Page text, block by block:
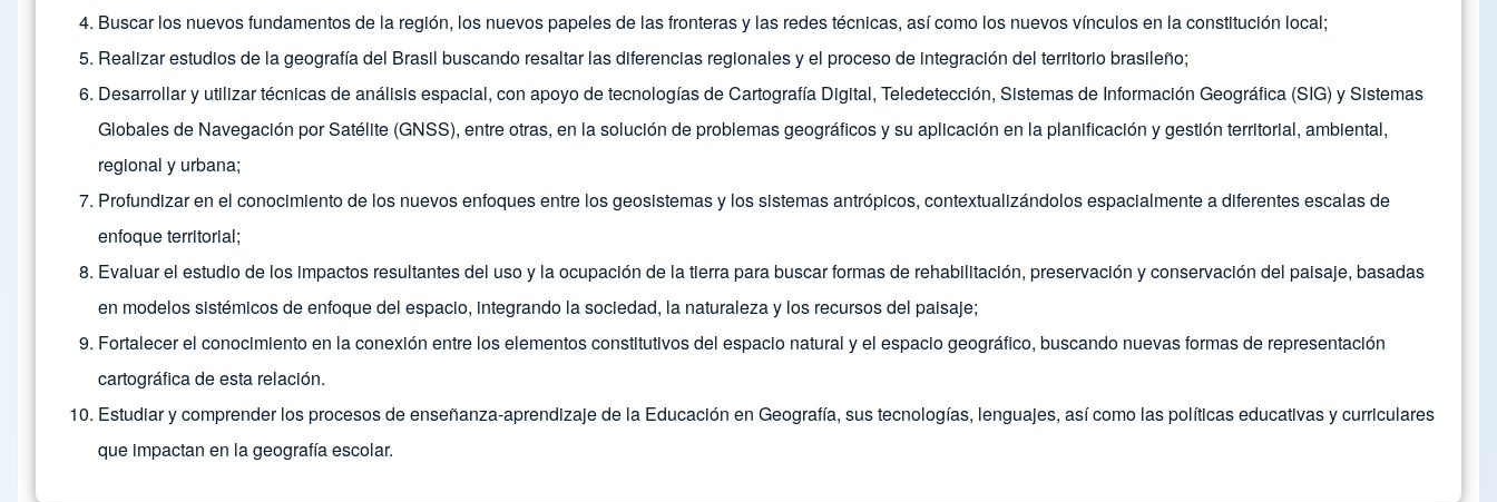
Buscar los nuevos fundamentos de la región, los nuevos papeles de las fronteras y las redes técnicas, así como los nuevos vínculos en la constitución local;
Realizar estudios de la geografía del Brasil buscando resaltar las diferencias regionales y el proceso de integración del territorio brasileño;
Desarrollar y utilizar técnicas de análisis espacial, con apoyo de tecnologías de Cartografía Digital, Teledetección, Sistemas de Información Geográfica (SIG) y Sistemas
Globales de Navegación por Satélite (GNSS), entre otras, en la solución de problemas geográficos y su aplicación en la planificación y gestión territorial, ambiental,
regional y urbana;
Profundizar en el conocimiento de los nuevos enfoques entre los geosistemas y los sistemas antrópicos, contextualizándolos espacialmente a diferentes escalas de
enfoque territorial;
Evaluar el estudio de los impactos resultantes del uso y la ocupación de la tierra para buscar formas de rehabilitación, preservación y conservación del paisaje, basadas
en modelos sistémicos de enfoque del espacio, integrando la sociedad, la naturaleza y los recursos del paisaje;
Fortalecer el conocimiento en la conexión entre los elementos constitutivos del espacio natural y el espacio geográfico, buscando nuevas formas de representación
cartográfica de esta relación.
Estudiar y comprender los procesos de enseñanza-aprendizaje de la Educación en Geografía, sus tecnologías, lenguajes, así como las políticas educativas y curriculares
que impactan en la geografía escolar.